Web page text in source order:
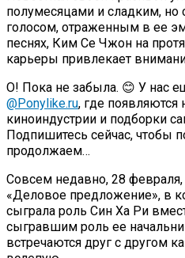
полумесяцами и сладким,
голосом, отраженным в ее
песнях, Ким Се Чжон на
карьеры привлекает
О! Пока не забыла. 😊 У нас
@Ponylike.ru, где появляются
киноиндустрии и подборки
Подпишитесь сейчас, чтобы
продолжаем…
Совсем недавно, 28
«Деловое предложение», в
сыграла роль Син Ха Ри
сыгравшим роль ее
встречаются друг с другом